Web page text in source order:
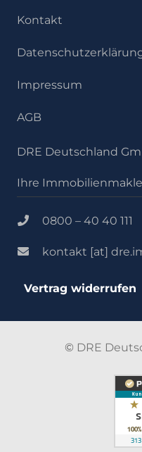
Kontakt
Impressum
AGB
DRE Deutschland
Ihre
0800 – 40 40 111
kontakt [at]
Vertrag widerrufen
© DRE